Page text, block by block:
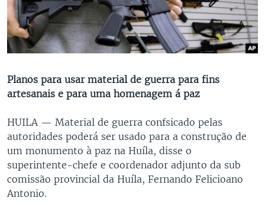
Planos para usar material de guerra para fins
artesanais e para uma homenagem á paz
HUILA — Material de guerra confsicado pelas
autoridades poderá ser usado para a construção de
um monumento à paz na Huíla, disse o
superintente-chefe e coordenador adjunto da sub
comissão provincial da Huíla, Fernando Felicioano
Antonio.